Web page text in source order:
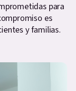
para
es
y familias.